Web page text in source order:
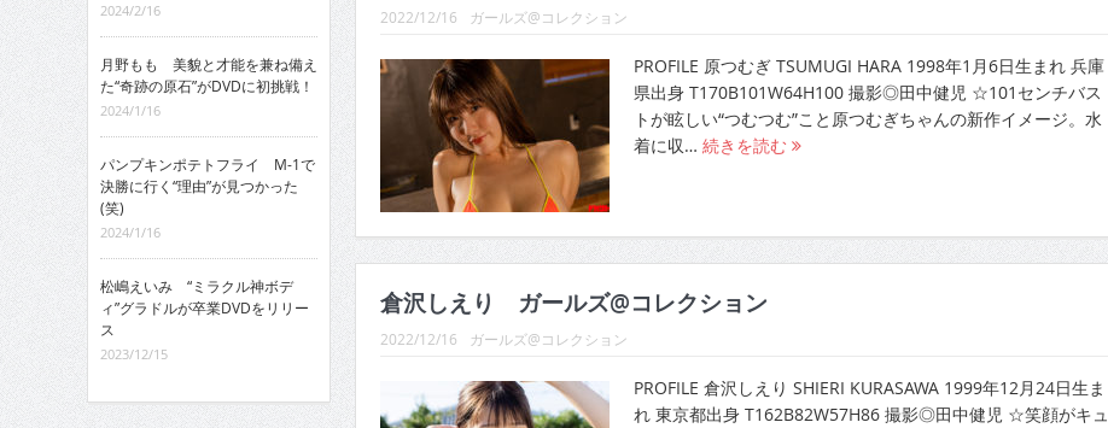
2022/12/16 ガールズ@コレクション
PROFILE 原つむぎ TSUMUGI HARA 1998年1月6日生まれ 兵庫
県出身 T170B101W64H100 撮影◎田中健児 ☆101センチバス
トが眩しい“つむつむ”こと原つむぎちゃんの新作イメージ。水
着に収… 続きを読む
倉沢しえり ガールズ@コレクション
2022/12/16 ガールズ@コレクション
PROFILE 倉沢しえり SHIERI KURASAWA 1999年12月24日生ま
れ 東京都出身 T162B82W57H86 撮影◎田中健児 ☆笑顔がキュ
2024/2/16
月野もも 美貌と才能を兼ね備え
た“奇跡の原石”がDVDに初挑戦！
2024/1/16
パンプキンポテトフライ M-1で
決勝に行く“理由”が見つかった
(笑)
2024/1/16
松嶋えいみ “ミラクル神ボデ
ィ”グラドルが卒業DVDをリリー
ス
2023/12/15